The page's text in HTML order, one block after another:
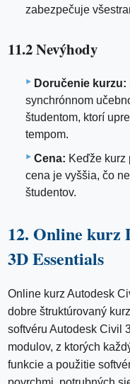
zabezpečuje
11.2 Nevýhody
Doručenie kurzu:
synchrónnom
študentom, ktorí
tempom.
Cena: Keďže kurz
cena je vyššia, čo
študentov.
12. Online kurz
3D Essentials
Online kurz Autodesk
dobre štruktúrovaný
softvéru Autodesk Civil
modulov, z ktorých
funkcie a použitie